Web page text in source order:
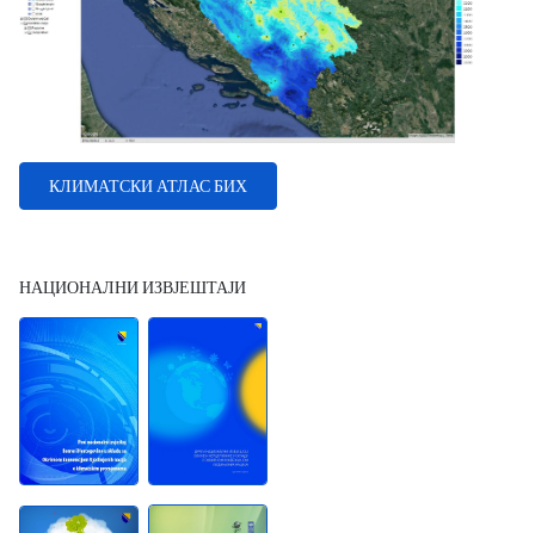
КЛИМАТСКИ АТЛАС БИХ
НАЦИОНАЛНИ ИЗВЈЕШТАЈИ